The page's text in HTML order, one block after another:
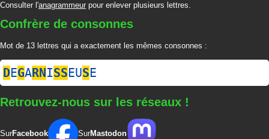
Consulter l'anagrammeur pour enlever plusieurs lettres.
Confrère de consonnes
Mot de 13 lettres qui a exactement les mêmes consonnes :
DEGARNISSEUSE
Retrouvez-nous sur les réseaux !
SurFacebook SurMastodon